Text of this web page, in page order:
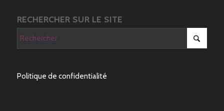
RECHERCHER SUR LE SITE
Politique de confidentialité